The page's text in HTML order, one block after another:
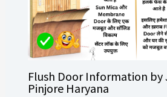
Flush Door Information by
Pinjore Haryana